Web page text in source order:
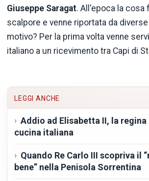
Giuseppe Saragat. All'epoca la cosa
scalpore e venne riportata da diverse
motivo? Per la prima volta venne
italiano a un ricevimento tra Capi di
LEGGI ANCHE
Addio ad Elisabetta II, la regina
cucina italiana
Quando Re Carlo III scopriva il
bene” nella Penisola Sorrentina